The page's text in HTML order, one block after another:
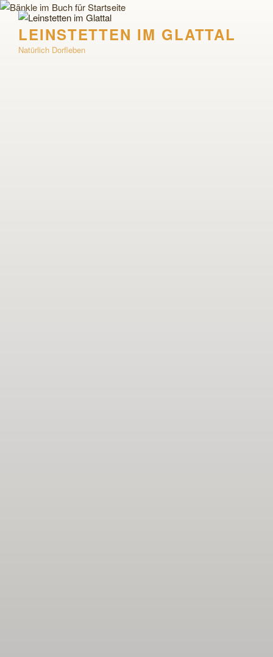
Zum
Inhalt
springenLEINSTETTEN IM GLATTAL
Natürlich Dorfleben